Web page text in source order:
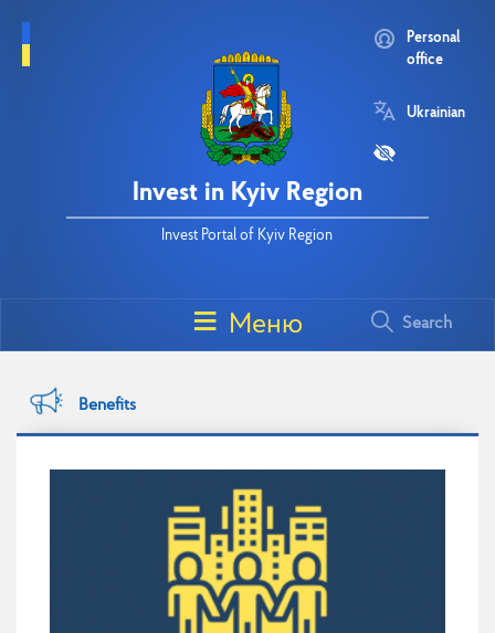
Personal
office
Ukrainian
Invest in Kyiv Region
Invest Portal of Kyiv Region
Search
Benefits